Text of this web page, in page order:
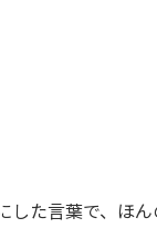
した言葉で、ほ